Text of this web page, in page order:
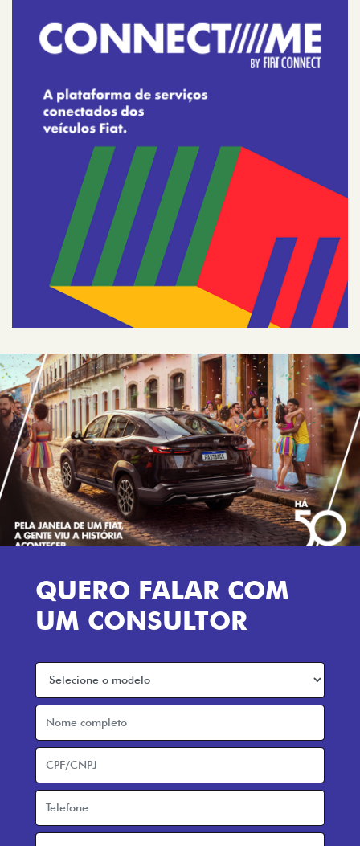
TORO
FASTBACK
CRONOS
NOVA FIORINO
SCUDO
MOBI
ARGO
COMPARATIVO
VENDAS DIRETAS
VENDAS PARA PCD
SOLUÇÕES FINANCEIRAS
SEMINOVOS
PÓS VENDAS
BENEFÍCIOS FIAT
INSTITUCIONAL
AGENDE UM TEST DRIVE